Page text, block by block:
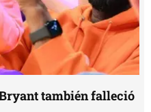
también falleció